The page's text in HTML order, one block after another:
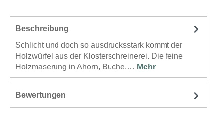
Beschreibung
Schlicht und doch so ausdrucksstark kommt der
Holzwürfel aus der Klosterschreinerei. Die feine
Holzmaserung in Ahorn, Buche,… Mehr
Bewertungen